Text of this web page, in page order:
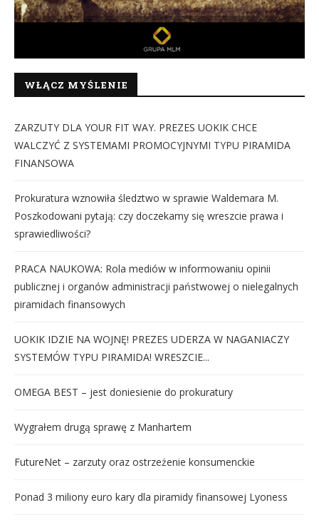
WŁĄCZ MYŚLENIE
ZARZUTY DLA YOUR FIT WAY. PREZES UOKIK CHCE
WALCZYĆ Z SYSTEMAMI PROMOCYJNYMI TYPU PIRAMIDA
FINANSOWA
Prokuratura wznowiła śledztwo w sprawie Waldemara M.
Poszkodowani pytają: czy doczekamy się wreszcie prawa i
sprawiedliwości?
PRACA NAUKOWA: Rola mediów w informowaniu opinii
publicznej i organów administracji państwowej o nielegalnych
piramidach finansowych
UOKIK IDZIE NA WOJNĘ! PREZES UDERZA W NAGANIACZY
SYSTEMÓW TYPU PIRAMIDA! WRESZCIE...
OMEGA BEST – jest doniesienie do prokuratury
Wygrałem drugą sprawę z Manhartem
FutureNet – zarzuty oraz ostrzeżenie konsumenckie
Ponad 3 miliony euro kary dla piramidy finansowej Lyoness